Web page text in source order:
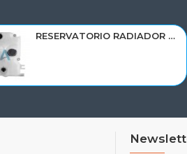
RESERVATORIO RADIADOR AGUA SCANIA 124 NTG P/G/R/S/XT 2019> 2545033/RP082